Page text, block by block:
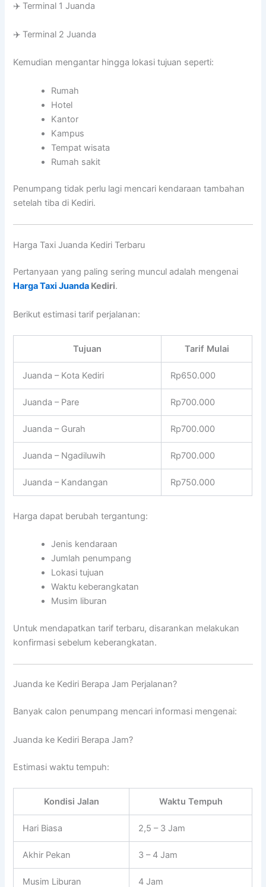
✈️ Terminal 1 Juanda
✈️ Terminal 2 Juanda
Kemudian mengantar hingga lokasi tujuan seperti:
Rumah
Hotel
Kantor
Kampus
Tempat wisata
Rumah sakit
Penumpang tidak perlu lagi mencari kendaraan tambahan
setelah tiba di Kediri.
Harga Taxi Juanda Kediri Terbaru
Pertanyaan yang paling sering muncul adalah mengenai
Harga Taxi Juanda Kediri.
Berikut estimasi tarif perjalanan:
Tujuan Tarif Mulai
Juanda – Kota Kediri Rp650.000
Juanda – Pare Rp700.000
Juanda – Gurah Rp700.000
Juanda – Ngadiluwih Rp700.000
Juanda – Kandangan Rp750.000
Harga dapat berubah tergantung:
Jenis kendaraan
Jumlah penumpang
Lokasi tujuan
Waktu keberangkatan
Musim liburan
Untuk mendapatkan tarif terbaru, disarankan melakukan
konfirmasi sebelum keberangkatan.
Juanda ke Kediri Berapa Jam Perjalanan?
Banyak calon penumpang mencari informasi mengenai:
Juanda ke Kediri Berapa Jam?
Estimasi waktu tempuh:
Kondisi Jalan Waktu Tempuh
Hari Biasa 2,5 – 3 Jam
Akhir Pekan 3 – 4 Jam
Musim Liburan 4 Jam